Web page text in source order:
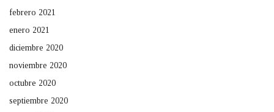
febrero 2021
enero 2021
diciembre 2020
noviembre 2020
octubre 2020
septiembre 2020